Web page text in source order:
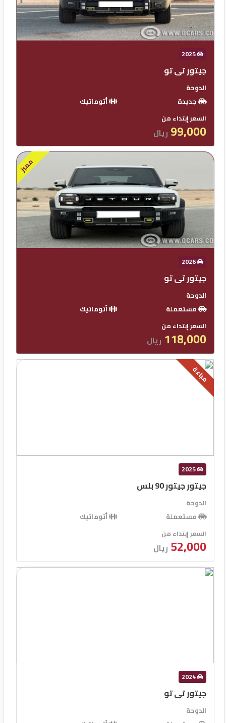
2025
جيتور تى تو
الدوحة
جديدة
أتوماتيك
السعر إبتداء من
99,000 ريال
مميز
2026
جيتور تى تو
الدوحة
مستعملة
أتوماتيك
السعر إبتداء من
118,000 ريال
مباعة
2025
جيتور جيتور 90 بلس
الدوحة
مستعملة
أتوماتيك
السعر إبتداء من
52,000 ريال
2024
جيتور تى تو
الدوحة